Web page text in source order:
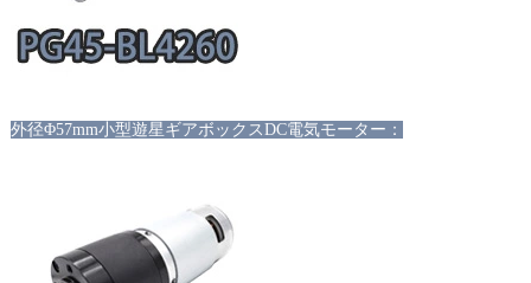
外径Φ57mm小型遊星ギアボックスDC電気モーター：